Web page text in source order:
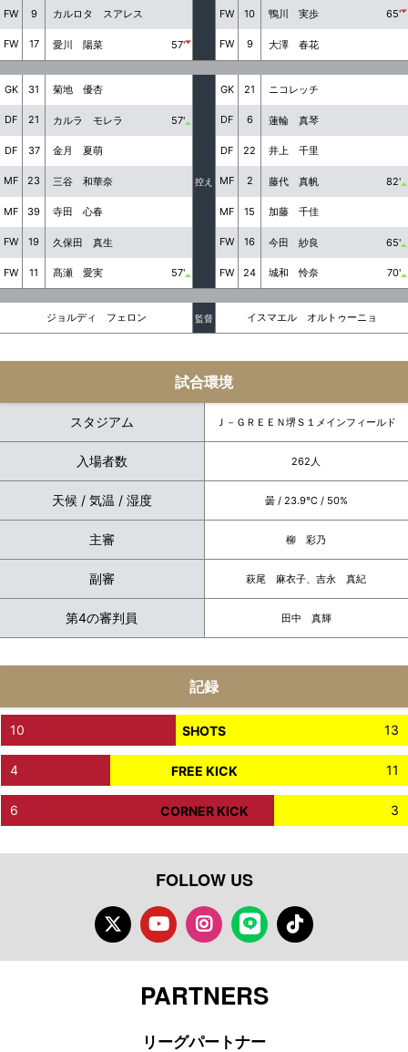
FW 9 カルロタ スアレス FW 10 鴨川 実歩 65'
FW 17 愛川 陽菜 57' FW 9 大澤 春花
控え
GK 31 菊地 優杏 GK 21 ニコレッチ
DF 21 カルラ モレラ 57' DF 6 蓮輪 真琴
DF 37 金月 夏萌 DF 22 井上 千里
MF 23 三谷 和華奈 MF 2 藤代 真帆 82'
MF 39 寺田 心春 MF 15 加藤 千佳
FW 19 久保田 真生 FW 16 今田 紗良 65'
FW 11 髙瀬 愛実 57' FW 24 城和 怜奈 70'
監督
ジョルディ フェロン イスマエル オルトゥーニョ
試合環境
スタジアム Ｊ－ＧＲＥＥＮ堺Ｓ１メインフィールド
入場者数 262人
天候 / 気温 / 湿度 曇 / 23.9℃ / 50%
主審 柳 彩乃
副審 萩尾 麻衣子、吉永 真紀
第4の審判員 田中 真輝
記録
SHOTS
10 13
FREE KICK
4 11
CORNER KICK
6 3
FOLLOW US
TwitterYoutubeInstagram
LINE TikTok
PARTNERS
リーグパートナー